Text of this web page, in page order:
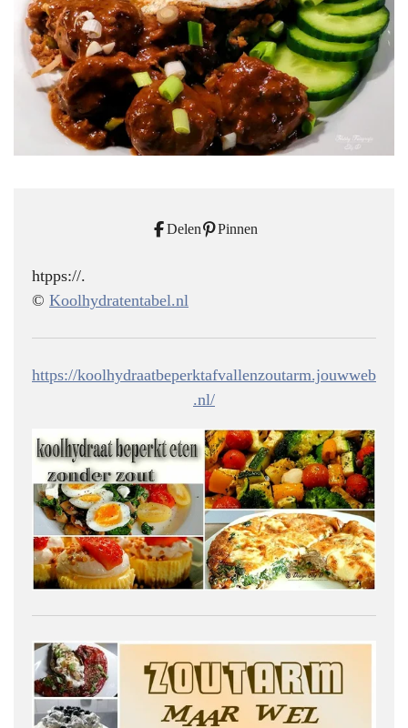
Delen Pinnen
htpps://.
© Koolhydratentabel.nl
https://koolhydraatbeperktafvallenzoutarm.jouwweb
.nl/